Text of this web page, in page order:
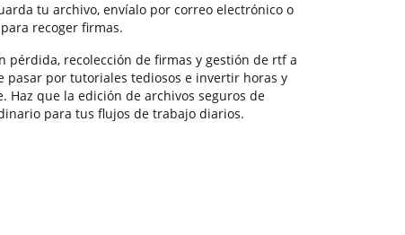
tu archivo, envíalo por correo electrónico o
recoger firmas.
pérdida, recolección de firmas y gestión de rtf a
pasar por tutoriales tediosos e invertir horas y
Haz que la edición de archivos seguros de
para tus flujos de trabajo diarios.